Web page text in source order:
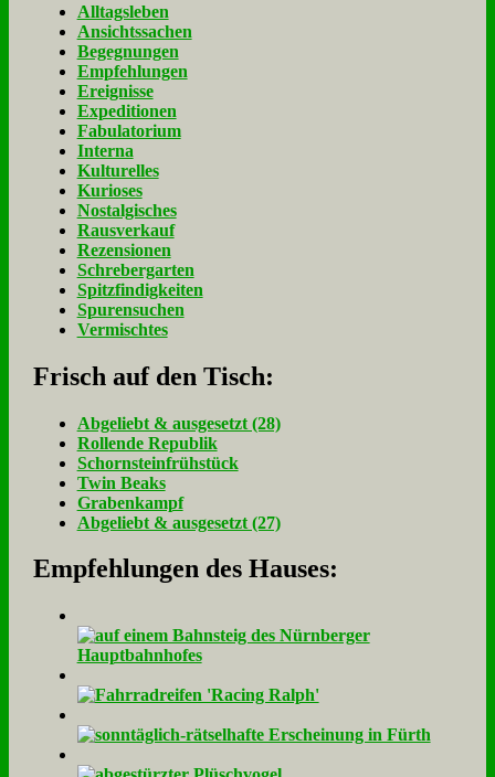
Alltagsleben
Ansichtssachen
Begegnungen
Empfehlungen
Ereignisse
Expeditionen
Fabulatorium
Interna
Kulturelles
Kurioses
Nostalgisches
Rausverkauf
Rezensionen
Schrebergarten
Spitzfindigkeiten
Spurensuchen
Vermischtes
Frisch auf den Tisch:
Ab­ge­liebt & aus­ge­setzt (28)
Rol­len­de Re­pu­blik
Schorn­stein­früh­stück
Twin Beaks
Gra­ben­kampf
Ab­ge­liebt & aus­ge­setzt (27)
Empfehlungen des Hauses: